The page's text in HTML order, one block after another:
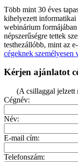
Több mint 30 éves
kihelyezett informatikai
webinárium
népszerűségre tettek
testhezállóbb, mint az
cégeknek
Kérjen ajánlatot
(A csillaggal jelzett
Cégnév:
Név:
E-mail cím:
Telefonszám: